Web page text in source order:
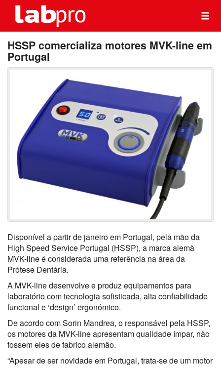
HSSP comercializa motores MVK-line em
Portugal
Disponível a partir de janeiro em Portugal, pela mão da
High Speed Service Portugal (HSSP), a marca alemã
MVK-line é considerada uma referência na área da
Prótese Dentária.
A MVK-line desenvolve e produz equipamentos para
laboratório com tecnologia sofisticada, alta confiabilidade
funcional e ‘design’ ergonómico.
De acordo com Sorin Mandrea, o responsável pela HSSP,
os motores da MVK-line apresentam qualidade ímpar, não
fossem eles de fabrico alemão.
“Apesar de ser novidade em Portugal, trata-se de um motor